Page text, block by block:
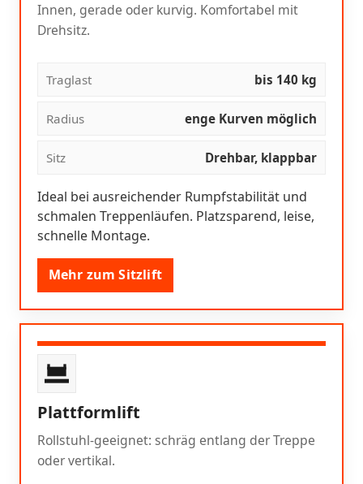
Innen, gerade oder kurvig. Komfortabel mit
Drehsitz.
Traglast bis 140 kg
Radius enge Kurven möglich
Sitz Drehbar, klappbar
Ideal bei ausreichender Rumpfstabilität und
schmalen Treppenläufen. Platzsparend, leise,
schnelle Montage.
Mehr zum Sitzlift
Plattformlift
Rollstuhl-geeignet: schräg entlang der Treppe
oder vertikal.